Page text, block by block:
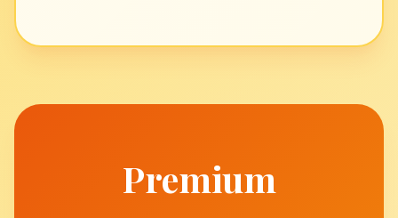
Premium